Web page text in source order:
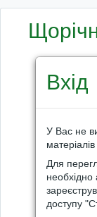
Вхід
У Вас не
Для
необхідно
доступу